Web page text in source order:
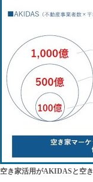
空き家活用がAKIDASと空